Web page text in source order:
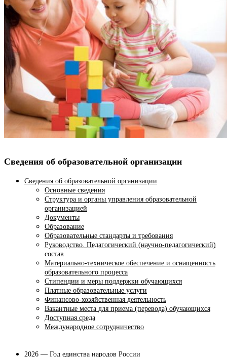
Сведения об образовательной организации
Сведения об образовательной организации
Основные сведения
Структура и органы управления образовательной
организацией
Документы
Образование
Образовательные стандарты и требования
Руководство. Педагогический (научно-педагогический)
состав
Материально-техническое обеспечение и оснащенность
образовательного процесса
Стипендии и меры поддержки обучающихся
Платные образовательные услуги
Финансово-хозяйственная деятельность
Вакантные места для приема (перевода) обучающихся
Доступная среда
Международное сотрудничество
2026 — Год единства народов России